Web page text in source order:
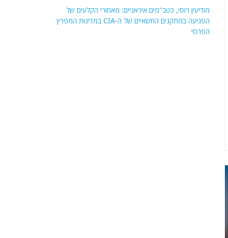
מודיעין רוסי, כטב"מים איראניים: מאחורי הקלעים של
הפגיעה במתקנים החשאיים של ה-CIA במדינות המפרץ
הפרסי